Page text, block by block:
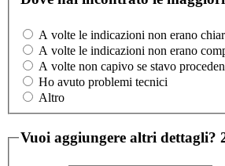
A volte le indicazioni non erano
A volte le indicazioni non erano
A volte non capivo se stavo
Ho avuto problemi tecnici
Altro
Vuoi aggiungere altri dettagli?